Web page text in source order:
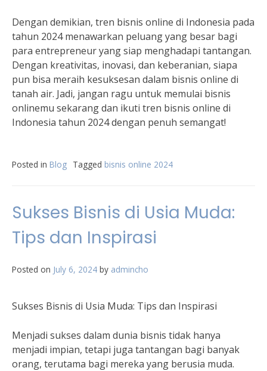
Dengan demikian, tren bisnis online di Indonesia pada
tahun 2024 menawarkan peluang yang besar bagi
para entrepreneur yang siap menghadapi tantangan.
Dengan kreativitas, inovasi, dan keberanian, siapa
pun bisa meraih kesuksesan dalam bisnis online di
tanah air. Jadi, jangan ragu untuk memulai bisnis
onlinemu sekarang dan ikuti tren bisnis online di
Indonesia tahun 2024 dengan penuh semangat!
Posted in Blog Tagged bisnis online 2024
Sukses Bisnis di Usia Muda:
Tips dan Inspirasi
Posted on July 6, 2024 by admincho
Sukses Bisnis di Usia Muda: Tips dan Inspirasi
Menjadi sukses dalam dunia bisnis tidak hanya
menjadi impian, tetapi juga tantangan bagi banyak
orang, terutama bagi mereka yang berusia muda.